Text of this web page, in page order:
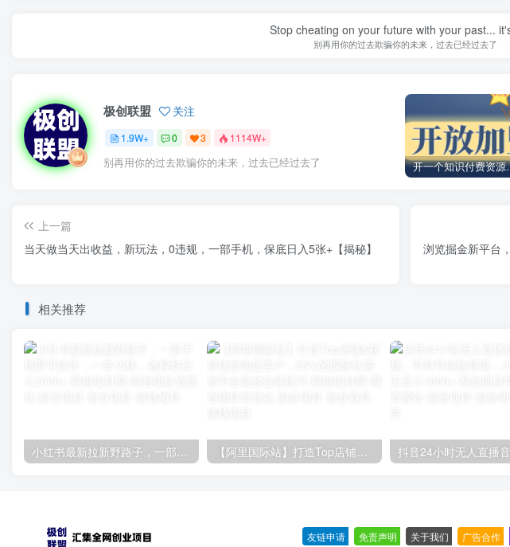
Stop cheating on your future with your past...
别再用你的过去欺骗你的未来，过去已经过去了
极创联盟 关注
1.9W+ 0 3 1114W+
别再用你的过去欺骗你的未来，过去已经过去了 开一个知
上一篇
当天做当天出收益，新玩法，0违规，一部手机，保底日入5张+【揭秘】
浏览掘金新平台
相关推荐
【阿里国际站】打造Top店铺&获得优质询盘客户，​95%的国际站讲师不会说的运营技巧
友链申请 免责声明 关于我们 广告合作